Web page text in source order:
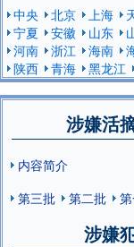
中央 北京 上海
宁夏
安徽 山东
河南
浙江 海南
陕西
青海 黑龙江
涉嫌活
内容简介
第三批
第二批
涉嫌